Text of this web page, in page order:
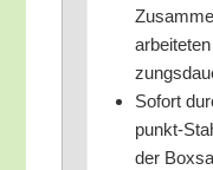
Sofort
punkt-
der